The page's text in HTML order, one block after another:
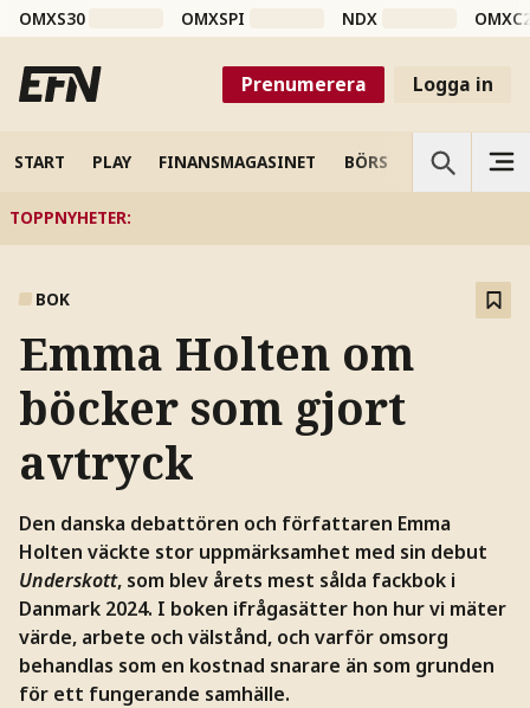
OMXS30 OMXSPI NDX
Prenumerera Logga in
START PLAY FINANSMAGASINET BÖRS VETENSKAP
TOPPNYHETER:
BOK
Emma Holten om
böcker som gjort
avtryck
Den danska debattören och författaren Emma
Holten väckte stor uppmärksamhet med sin debut
Underskott, som blev årets mest sålda fackbok i
Danmark 2024. I boken ifrågasätter hon hur vi mäter
värde, arbete och välstånd, och varför omsorg
behandlas som en kostnad snarare än som grunden
för ett fungerande samhälle.